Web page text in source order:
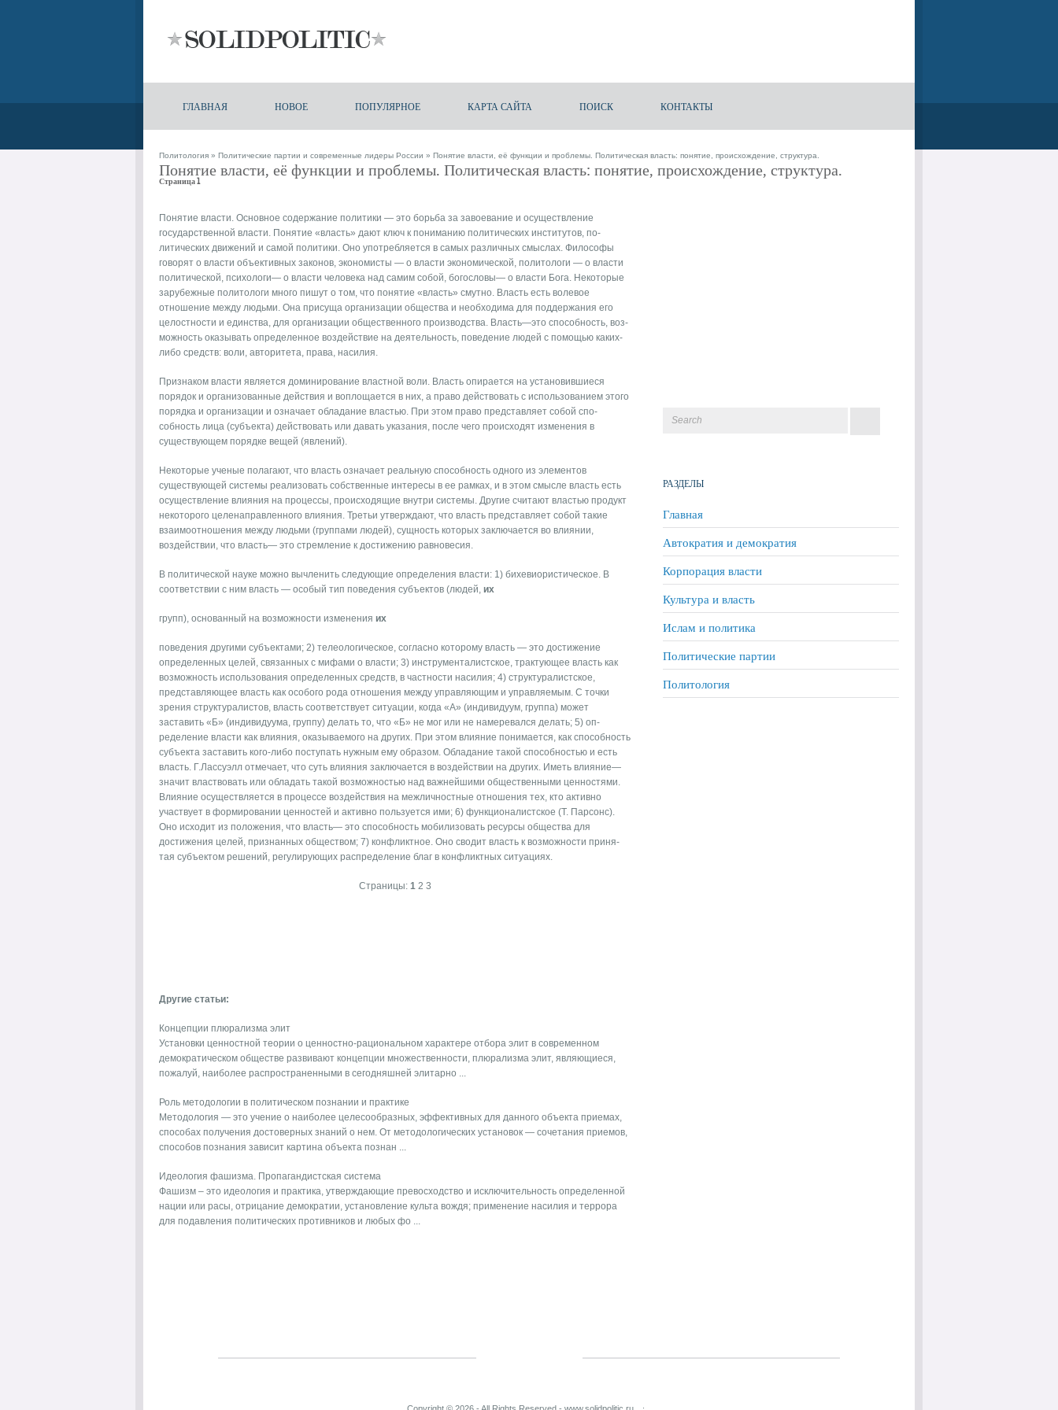
ГЛАВНАЯ НОВОЕ ПОПУЛЯРНОЕ КАРТА САЙТА ПОИСК КОНТАКТЫ
Политология » Политические партии и современные лидеры России » Понятие власти, её функции и проблемы. Политическая власть: понятие, происхождение, структура.
Понятие власти, её функции и проблемы. Политическая власть: понятие, происхождение, структура.
Страница 1
Понятие власти. Основное содержание политики — это борьба за завоева­ние и осуществление
государственной власти. Понятие «власть» дают ключ к пониманию политических институтов, по­
литических движений и самой политики. Оно употребляет­ся в самых различных смыслах. Философы
говорят о вла­сти объективных законов, экономисты — о власти эконо­мической, политологи — о власти
политической, психоло­ги— о власти человека над самим собой, богословы— о власти Бога. Некоторые
зарубежные политологи много пишут о том, что понятие «власть» смутно. Власть есть волевое
отношение между людьми. Она при­суща организации общества и необходима для поддержа­ния его
целостности и единства, для организации обще­ственного производства. Власть—это способность, воз­
можность оказывать определенное воздействие на деятель­ность, поведение людей с помощью каких-
либо средств: воли, авторитета, права, насилия.
Призна­ком власти является доминирование властной воли. Власть опирается на установившиеся
порядок и организованные действия и воплощается в них, а право действовать с ис­пользованием этого
порядка и организации и означает об­ладание властью. При этом право представляет собой спо­
собность лица (субъекта) действовать или давать указания, после чего происходят изменения в
существующем поряд­ке вещей (явлений).
Некоторые ученые полагают, что власть означает реаль­ную способность одного из элементов
существующей сис­темы реализовать собственные интересы в ее рамках, и в этом смысле власть есть
осуществление влияния на про­цессы, происходящие внутри системы. Другие считают властью продукт
некоторого целенаправленного влияния. Третьи утверждают, что власть представляет собой такие
взаимоотношения между людьми (группами людей), сущ­ность которых заключается во влиянии,
воздействии, что власть— это стремление к достижению равновесия.
В политической науке можно вычленить следующие оп­ределения власти: 1) бихевиористическое. В
соответствии с ним власть — особый тип поведения субъектов (людей, их
групп), основанный на возможности изменения их
поведе­ния другими субъектами; 2) телеологическое, согласно ко­торому власть — это достижение
определенных целей, свя­занных с мифами о власти; 3) инструменталистское, трак­тующее власть как
возможность использования определен­ных средств, в частности насилия; 4) структуралистское,
представляющее власть как особого рода отношения между управляющим и управляемым. С точки
зрения структура­листов, власть соответствует ситуации, когда «А» (индиви­дуум, группа) может
заставить «Б» (индивидуума, группу) делать то, что «Б» не мог или не намеревался делать; 5) оп­
ределение власти как влияния, оказываемого на других. При этом влияние понимается, как способность
субъекта заста­вить кого-либо поступать нужным ему образом. Обладание такой способностью и есть
власть. Г.Лассуэлл отмечает, что суть влияния заключается в воздействии на других. Иметь влияние—
значит властвовать или обладать такой возможностью над важнейшими общественными ценно­стями.
Влияние осуществляется в процессе воздействия на межличностные отношения тех, кто активно
участвует в формировании ценностей и активно пользуется ими; 6) функционалистское (Т. Парсонс).
Оно исходит из положе­ния, что власть— это способность мобилизовать ресурсы общества для
достижения целей, признанных обществом; 7) конфликтное. Оно сводит власть к возможности приня­
тая субъектом решений, регулирующих распределение благ в конфликтных ситуациях.
Страницы: 1 2 3
Другие статьи:
Концепции плюрализма элит
Установки ценностной теории о ценностно-рациональном характере отбора элит в современном
демократическом обществе развивают концепции множественности, плюрализма элит, являющиеся,
пожалуй, наиболее распространенными в сегодняшней элитарно ...
Роль методологии в политическом познании и практике
Методология — это учение о наиболее целесообразных, эффективных для данного объекта приемах,
способах получения достоверных знаний о нем. От методологических установок — сочетания приемов,
способов познания зависит картина объекта познан ...
Идеология фашизма. Пропагандистская система
Фашизм – это идеология и практика, утверждающие превосходство и исключительность определенной
нации или расы, отрицание демократии, установление культа вождя; применение насилия и террора
для подавления политических противников и любых фо ...
РАЗДЕЛЫ
Главная
Автократия и демократия
Корпорация власти
Культура и власть
Ислам и политика
Политические партии
Политология